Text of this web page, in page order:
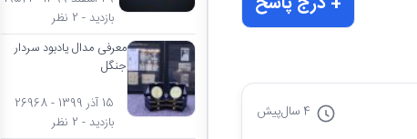
4 سال پیش
بازدید - 2 نظر
معرفی مدال یادبود سردار
جنگل
15 آذر 1399 - 26968
بازدید - 2 نظر